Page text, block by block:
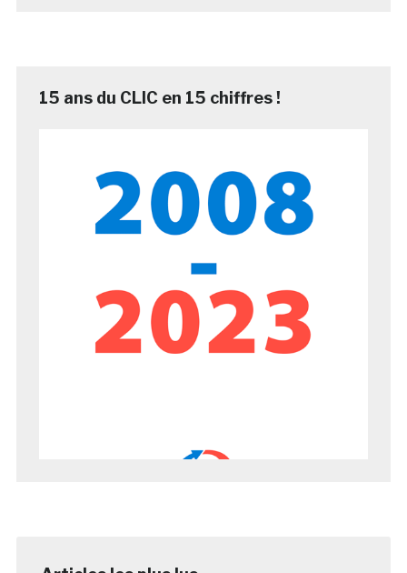
15 ans du CLIC en 15 chiffres !